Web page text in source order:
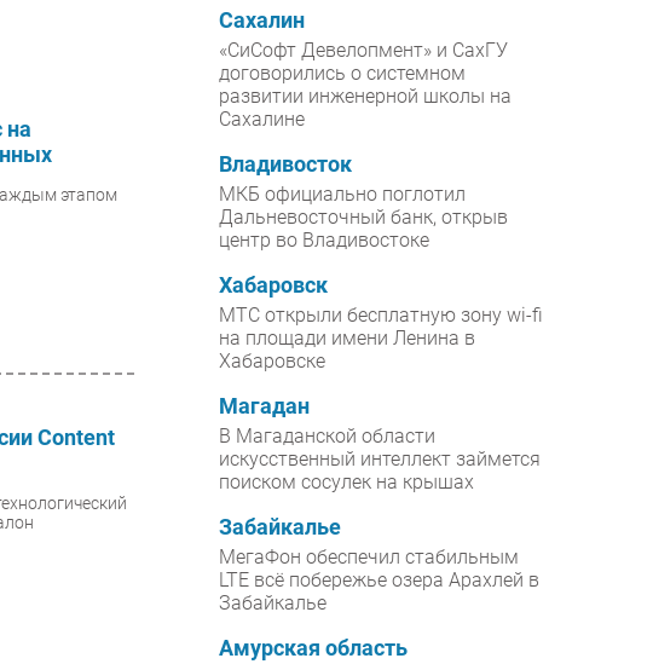
Новости
Аналитика
Интервью
Проекты
IT класс
Каталог компаний
на
этапом
Content
Сахалин
«СиСофт Девелопмент» и СахГУ
договорились о системном
развитии инженерной школы на
Сахалине
Владивосток
МКБ официально поглотил
Дальневосточный банк, открыв
центр во Владивостоке
Хабаровск
МТС открыли бесплатную зону wi-fi
на площади имени Ленина в
Хабаровске
Магадан
В Магаданской области
искусственный интеллект займется
поиском сосулек на крышах
Забайкалье
МегаФон обеспечил стабильным
LTE всё побережье озера Арахлей в
Забайкалье
Амурская область